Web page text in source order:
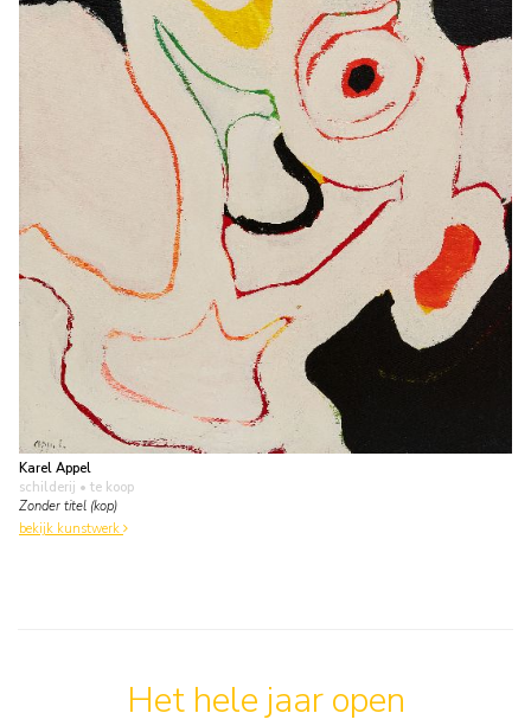
Karel Appel
schilderij • te koop
Zonder titel (kop)
bekijk kunstwerk
Het hele jaar open